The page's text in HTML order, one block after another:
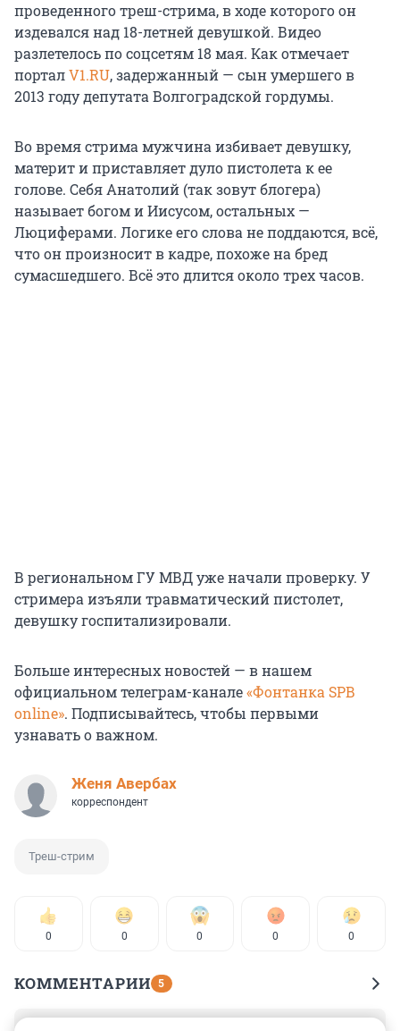
проведенного треш-стрима, в ходе которого он
издевался над 18-летней девушкой. Видео
разлетелось по соцсетям 18 мая. Как отмечает
порталV1.RU, задержанный — сын умершего в
2013 году депутата Волгоградской гордумы.
Во время стрима мужчина избивает девушку,
материт и приставляет дуло пистолета к ее
голове. Себя Анатолий (так зовут блогера)
называет богом и Иисусом, остальных —
Люциферами. Логике его слова не поддаются, всё,
что он произносит в кадре, похоже на бред
сумасшедшего. Всё это длится около трех часов.
В региональном ГУ МВД уже начали проверку. У
стримера изъяли травматический пистолет,
девушку госпитализировали.
Больше интересных новостей — в нашем
официальном телеграм-канале«Фонтанка SPB
online». Подписывайтесь, чтобы первыми
узнавать о важном.
Женя Авербах
корреспондент
Треш-стрим
0 0 0 0 0
КОММЕНТАРИИ 5